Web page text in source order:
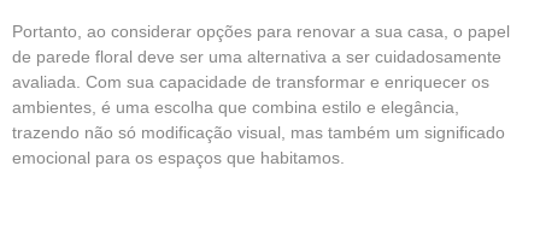
Portanto, ao considerar opções para renovar a sua casa, o papel
de parede floral deve ser uma alternativa a ser cuidadosamente
avaliada. Com sua capacidade de transformar e enriquecer os
ambientes, é uma escolha que combina estilo e elegância,
trazendo não só modificação visual, mas também um significado
emocional para os espaços que habitamos.